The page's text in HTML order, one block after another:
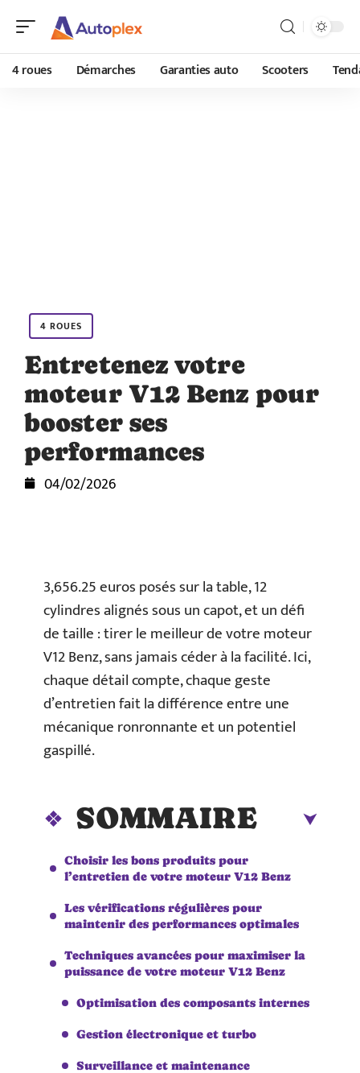
4 roues Démarches Garanties auto Scooters
4 ROUES
Entretenez votre
moteur V12 Benz pour
booster ses
performances
04/02/2026
3,656.25 euros posés sur la table, 12
cylindres alignés sous un capot, et un défi
de taille : tirer le meilleur de votre moteur
V12 Benz, sans jamais céder à la facilité. Ici,
chaque détail compte, chaque geste
d’entretien fait la différence entre une
mécanique ronronnante et un potentiel
gaspillé.
SOMMAIRE
Choisir les bons produits pour
l’entretien de votre moteur V12 Benz
Les vérifications régulières pour
maintenir des performances optimales
Techniques avancées pour maximiser la
puissance de votre moteur V12 Benz
Optimisation des composants internes
Gestion électronique et turbo
Surveillance et maintenance